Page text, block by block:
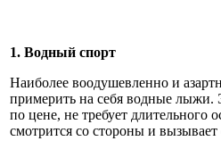
1. Водный спорт
Наиболее воодушевленно и
примерить на себя водные лыжи.
по цене, не требует длительного
смотрится со стороны и